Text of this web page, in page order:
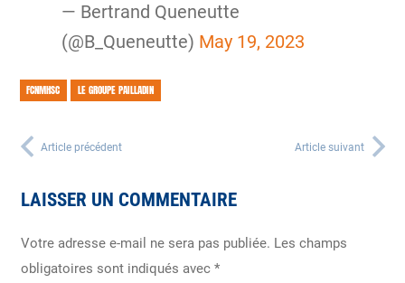
— Bertrand Queneutte
(@B_Queneutte) May 19, 2023
FCNMHSC LE GROUPE PAILLADIN
Article précédent Article suivant
LAISSER UN COMMENTAIRE
Votre adresse e-mail ne sera pas publiée. Les champs
obligatoires sont indiqués avec *